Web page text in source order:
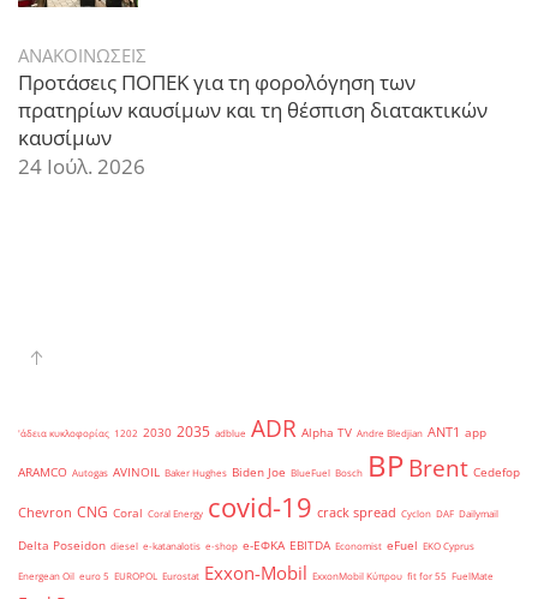
ΑΝΑΚΟΙΝΩΣΕΙΣ
Προτάσεις ΠΟΠΕΚ για τη φορολόγηση των
πρατηρίων καυσίμων και τη θέσπιση διατακτικών
καυσίμων
24 Ιούλ. 2026
'άδεια κυκλοφορίας 1202 2030 2035 adblue ADR Alpha TV Andre Bledjian ANT1 app
ARAMCO Autogas AVINOIL Baker Hughes Biden Joe BlueFuel Bosch BPBrent Cedefop
Chevron CNG Coral Coral Energy covid-19 crack spread Cyclon DAF Dailymail
Delta Poseidon diesel e-katanalotis e-shop e-ΕΦΚΑ EBITDA Economist eFuel EKO Cyprus
Energean Oil euro 5 EUROPOL Eurostat Exxon-Mobil ExxonMobil Κύπρου fit for 55 FuelMate